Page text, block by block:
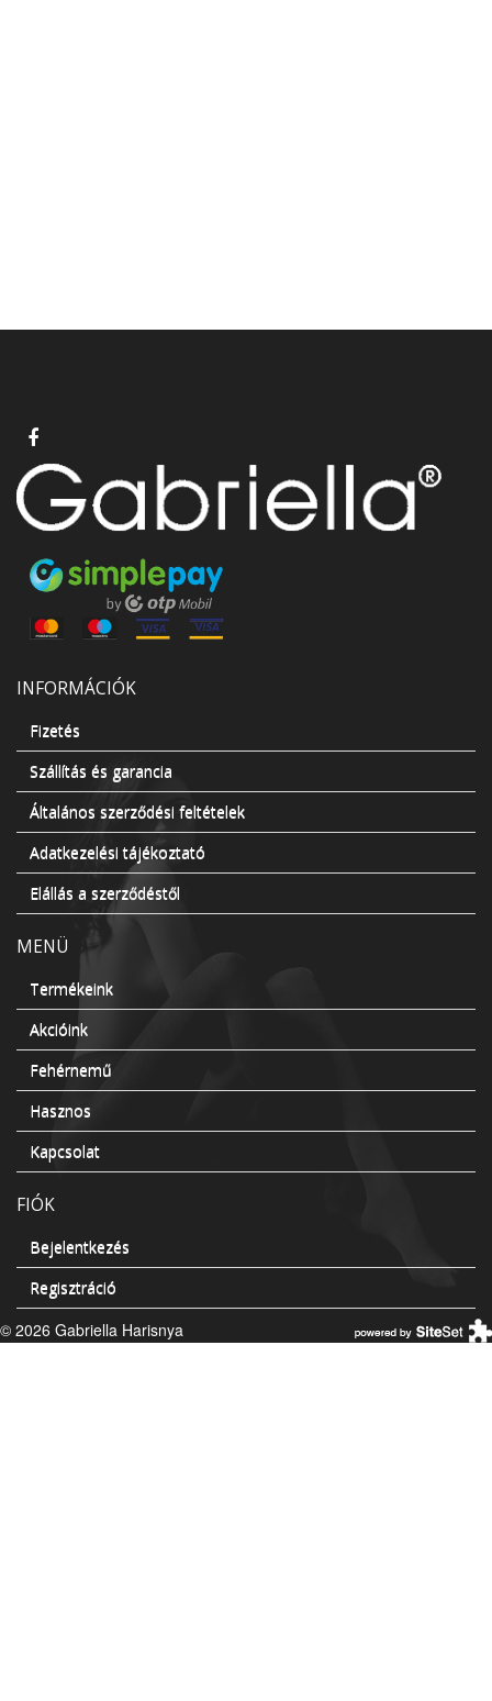
INFORMÁCIÓK
Fizetés
Szállítás és garancia
Általános szerződési feltételek
Adatkezelési tájékoztató
Elállás a szerződéstől
MENÜ
Termékeink
Akcióink
Fehérnemű
Hasznos
Kapcsolat
FIÓK
Bejelentkezés
Regisztráció
© 2026 Gabriella Harisnya